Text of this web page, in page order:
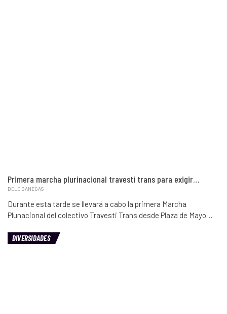
Primera marcha plurinacional travesti trans para exigir…
BELE BANEGAS
Durante esta tarde se llevará a cabo la primera Marcha
Plunacional del colectivo Travesti Trans desde Plaza de Mayo…
DIVERSIDADES